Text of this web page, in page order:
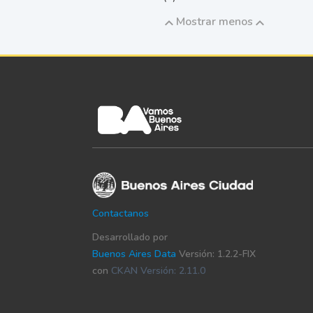
Mostrar menos
Contactanos
Desarrollado por
Buenos Aires Data Versión: 1.2.2-FIX
con CKAN Versión: 2.11.0